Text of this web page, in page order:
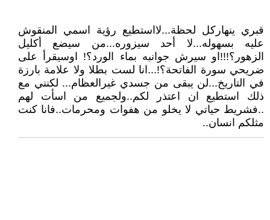
قبري ينهاركل لحظة...لااستطيع رؤية اسمي المنقوش
عليه بسهوله...لا أحد سيزوره...من سيضع أكليل
الزهور؟!!!او سيرش جوانبه بماء الورد؟! اوسيقرأ على
ضريحي سورة الفاتحة؟!...انا لست بطلا ولا علامة بارزة
في التاريخ...لن يبقى من جسدي غيرالعظام... لكنني مع
ذلك استطيع ان اعتذر لكم..ولجميع من اسأت لهم
..فشريط حياتي لا يخلو من هفوات ومحرمات..فانا كنت
مثلكم انسان..